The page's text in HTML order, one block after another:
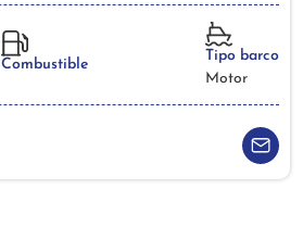
Combustible
Tipo barco
Motor